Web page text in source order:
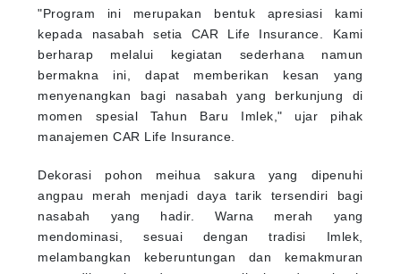
"Program ini merupakan bentuk apresiasi kami
kepada nasabah setia CAR Life Insurance. Kami
berharap melalui kegiatan sederhana namun
bermakna ini, dapat memberikan kesan yang
menyenangkan bagi nasabah yang berkunjung di
momen spesial Tahun Baru Imlek," ujar pihak
manajemen CAR Life Insurance.
Dekorasi pohon meihua sakura yang dipenuhi
angpau merah menjadi daya tarik tersendiri bagi
nasabah yang hadir. Warna merah yang
mendominasi, sesuai dengan tradisi Imlek,
melambangkan keberuntungan dan kemakmuran